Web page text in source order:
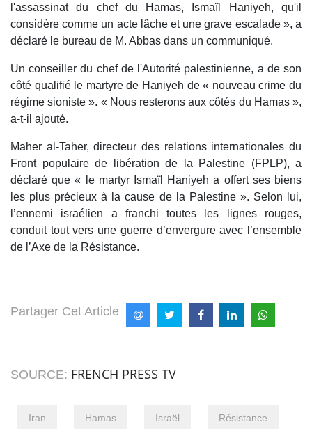
l'assassinat du chef du Hamas, Ismaïl Haniyeh, qu'il
considère comme un acte lâche et une grave escalade », a
déclaré le bureau de M. Abbas dans un communiqué.
Un conseiller du chef de l'Autorité palestinienne, a de son
côté qualifié le martyre de Haniyeh de « nouveau crime du
régime sioniste ». « Nous resterons aux côtés du Hamas »,
a-t-il ajouté.
Maher al-Taher, directeur des relations internationales du
Front populaire de libération de la Palestine (FPLP), a
déclaré que « le martyr Ismaïl Haniyeh a offert ses biens
les plus précieux à la cause de la Palestine ». Selon lui,
l’ennemi israélien a franchi toutes les lignes rouges,
conduit tout vers une guerre d’envergure avec l’ensemble
de l’Axe de la Résistance.
Partager Cet Article
SOURCE: FRENCH PRESS TV
Iran Hamas Israël Résistance